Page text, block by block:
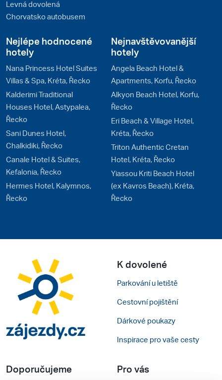
Levná dovolená
Chorvatsko autobusem
Nejlépe hodnocené
hotely
Nana Princess Hotel Suites
Villas & Spa, Kréta, Řecko
Kalderimi Traditional
Houses Hotel, Astypalea,
Řecko
Sani Dunes Hotel,
Chalkidiki, Řecko
Canale Hotel & Suites,
Kefalonia, Řecko
Hermes Hotel, Kalymnos,
Řecko
Nejnavštěvovanější
hotely
Angela Beach Hotel &
Apartments, Korfu, Řecko
Alkyon Beach Hotel, Korfu,
Řecko
Eri Beach & Village Hotel,
Kréta, Řecko
Triton Authentic Cretan
Hotel, Kréta, Řecko
Yiassou Kriti Beach Hotel
(ex Kavros Beach), Kréta,
Řecko
K dovolené
Parkování u letiště
Cestovní pojištění
Dárkové poukazy
Inspirace pro vaše cesty
Doporučujeme Pro vás